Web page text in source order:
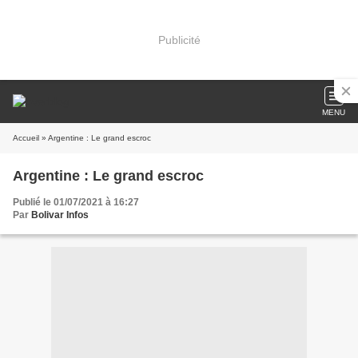
Publicité
MENU
Accueil » Argentine : Le grand escroc
Argentine : Le grand escroc
Publié le 01/07/2021 à 16:27
Par Bolivar Infos